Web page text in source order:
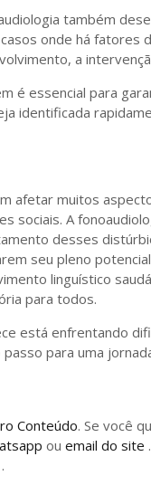
também
onde há
a
é essencial para
identificada
afetar muitos
sociais. A
desses
seu pleno
linguístico
para todos.
está enfrentando
para uma
Conteúdo. Se você
ou email do site
.